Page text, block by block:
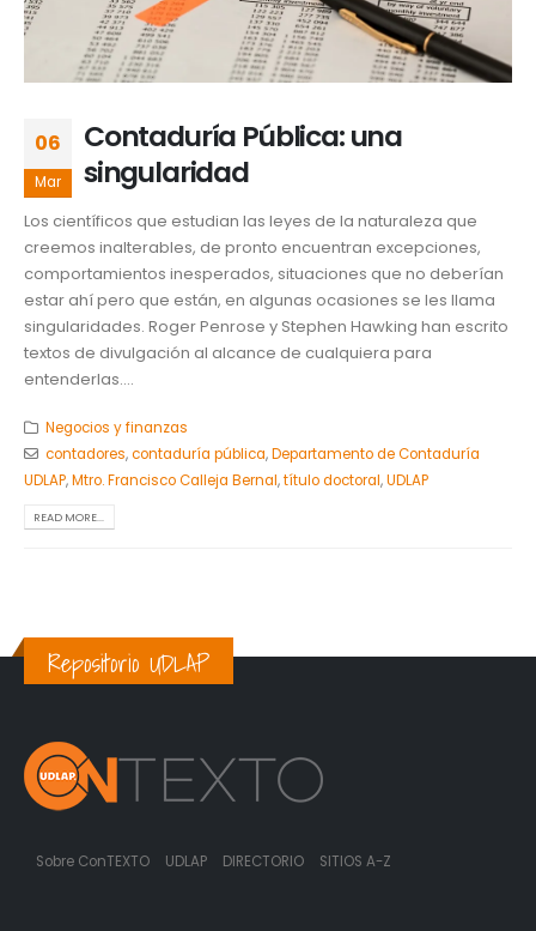
06
Mar
Contaduría Pública: una
singularidad
Los científicos que estudian las leyes de la naturaleza que
creemos inalterables, de pronto encuentran excepciones,
comportamientos inesperados, situaciones que no deberían
estar ahí pero que están, en algunas ocasiones se les llama
singularidades. Roger Penrose y Stephen Hawking han escrito
textos de divulgación al alcance de cualquiera para
entenderlas....
Negocios y finanzas
contadores,contaduría pública,Departamento de Contaduría
UDLAP,Mtro. Francisco Calleja Bernal,título doctoral,UDLAP
READ MORE...
Repositorio UDLAP
Sobre ConTEXTO UDLAP DIRECTORIO SITIOS A-Z